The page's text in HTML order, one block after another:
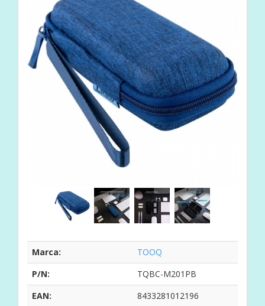
Marca:
TOOQ
P/N:
TQBC-M201PB
EAN:
8433281012196